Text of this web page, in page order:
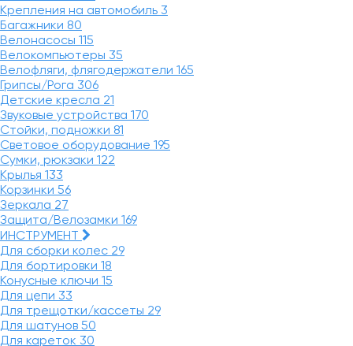
Крепления на автомобиль 3
Багажники 80
Велонасосы 115
Велокомпьютеры 35
Велофляги, флягодержатели 165
Грипсы/Рога 306
Детские кресла 21
Звуковые устройства 170
Стойки, подножки 81
Световое оборудование 195
Сумки, рюкзаки 122
Крылья 133
Корзинки 56
Зеркала 27
Защита/Велозамки 169
ИНСТРУМЕНТ
Для сборки колес 29
Для бортировки 18
Конусные ключи 15
Для цепи 33
Для трещотки/кассеты 29
Для шатунов 50
Для кареток 30